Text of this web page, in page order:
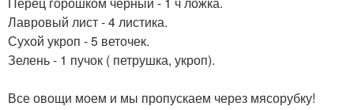
Лавровый лист - 4 листика.
Сухой укроп - 5 веточек.
Зелень - 1 пучок ( петрушка, укроп).
Все овощи моем и мы пропускаем через мясорубку!